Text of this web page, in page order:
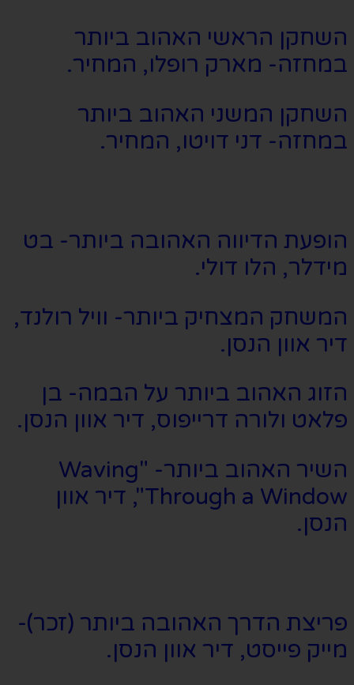
השחקן הראשי האהוב ביותר
במחזה- מארק רופלו, המחיר.
השחקן המשני האהוב ביותר
במחזה- דני דויטו, המחיר.
הופעת הדיווה האהובה ביותר- בט
מידלר, הלו דולי.
המשחק המצחיק ביותר- וויל רולנד,
דיר אוון הנסן.
הזוג האהוב ביותר על הבמה- בן
פלאט ולורה דרייפוס, דיר אוון הנסן.
השיר האהוב ביותר- "Waving
Through a Window", דיר אוון
הנסן.
פריצת הדרך האהובה ביותר (זכר)-
מייק פייסט, דיר אוון הנסן.